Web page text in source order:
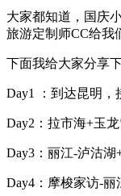
大家都知道，国庆
旅游定制师CC给我
下面我给大家分享
Day1 ：到达昆明
Day2：拉市海+玉
Day3：丽江-泸沽湖
Day4：摩梭家访-丽